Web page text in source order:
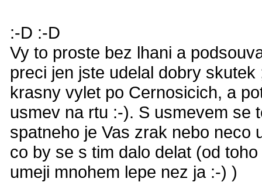
:-D :-D
Vy to proste bez lhani a
preci jen jste udelal dobry
krasny vylet po Cernosicich, a
usmev na rtu :-). S usmevem se
spatneho je Vas zrak nebo neco
co by se s tim dalo delat (od
umeji mnohem lepe nez ja :-) )